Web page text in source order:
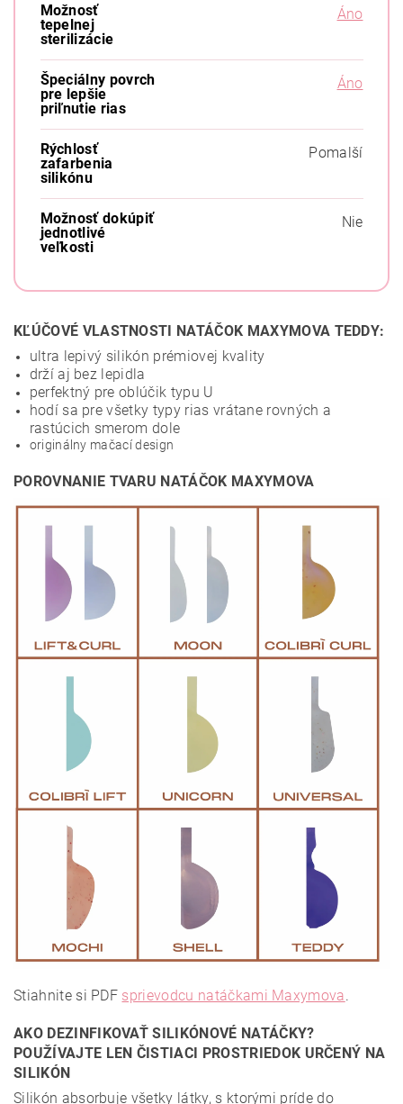
Možnosť
tepelnej
sterilizácie
Áno
Špeciálny povrch
pre lepšie
priľnutie rias
Áno
Rýchlosť
zafarbenia
silikónu
Pomalší
Možnosť dokúpiť
jednotlivé
veľkosti
Nie
KĽÚČOVÉ VLASTNOSTI NATÁČOK MAXYMOVA TEDDY:
ultra lepivý silikón prémiovej kvality
drží aj bez lepidla
perfektný pre oblúčik typu U
hodí sa pre všetky typy rias vrátane rovných a
rastúcich smerom dole
originálny mačací design
POROVNANIE TVARU NATÁČOK MAXYMOVA
Stiahnite si PDF sprievodcu natáčkami Maxymova.
AKO DEZINFIKOVAŤ SILIKÓNOVÉ NATÁČKY?
POUŽÍVAJTE LEN ČISTIACI PROSTRIEDOK URČENÝ NA
SILIKÓN
Silikón absorbuje všetky látky, s ktorými príde do